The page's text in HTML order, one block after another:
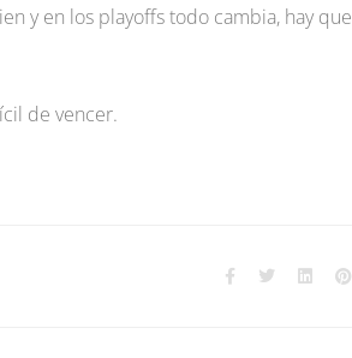
y en los playoffs todo cambia, hay que
de vencer.